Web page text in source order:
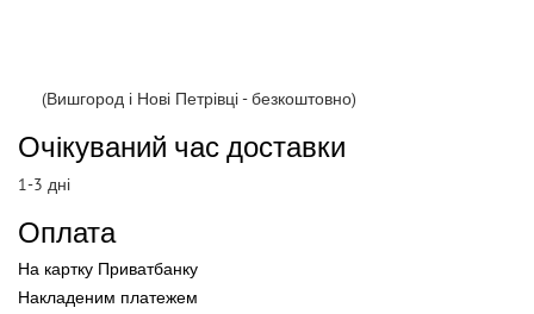
(Вишгород і Нові Петрівці - безкоштовно)
Очікуваний час доставки
1-3 дні
Оплата
На картку Приватбанку
Накладеним платежем